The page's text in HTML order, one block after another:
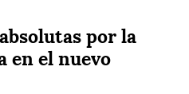
por la
en el nuevo